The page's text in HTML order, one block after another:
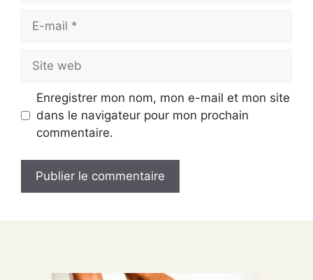
Site
web
Enregistrer mon nom, mon e-mail et mon site
dans le navigateur pour mon prochain
commentaire.